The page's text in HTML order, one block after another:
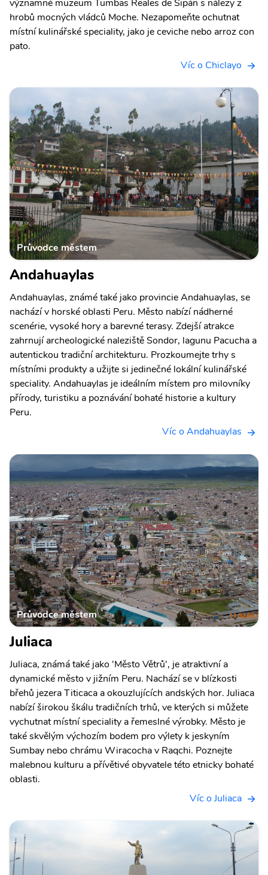
významné muzeum Tumbas Reales de Sipán s nálezy z
hrobů mocných vládců Moche. Nezapomeňte ochutnat
místní kulinářské speciality, jako je ceviche nebo arroz con
pato.
Víc o Chiclayo
Průvodce městem
Andahuaylas
Andahuaylas, známé také jako provincie Andahuaylas, se
nachází v horské oblasti Peru. Město nabízí nádherné
scenérie, vysoké hory a barevné terasy. Zdejší atrakce
zahrnují archeologické naleziště Sondor, lagunu Pacucha a
autentickou tradiční architekturu. Prozkoumejte trhy s
místními produkty a užijte si jedinečné lokální kulinářské
speciality. Andahuaylas je ideálním místem pro milovníky
přírody, turistiku a poznávání bohaté historie a kultury
Peru.
Víc o Andahuaylas
Průvodce městem
Juliaca
Juliaca, známá také jako 'Město Větrů', je atraktivní a
dynamické město v jižním Peru. Nachází se v blízkosti
břehů jezera Titicaca a okouzlujících andských hor. Juliaca
nabízí širokou škálu tradičních trhů, ve kterých si můžete
vychutnat místní speciality a řemeslné výrobky. Město je
také skvělým výchozím bodem pro výlety k jeskyním
Sumbay nebo chrámu Wiracocha v Raqchi. Poznejte
malebnou kulturu a přívětivé obyvatele této etnicky bohaté
oblasti.
Víc o Juliaca